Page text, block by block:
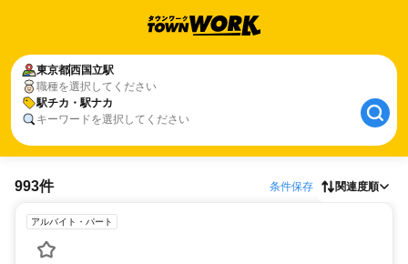
東京都西国立駅
職種を選択してください
駅チカ・駅ナカ
キーワードを選択してください
993件 条件保存 関連度順
アルバイト・パート